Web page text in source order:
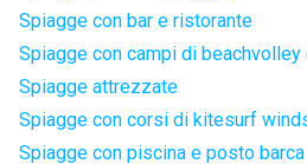
Spiagge con bar e ristorante
Spiagge con campi di
Spiagge attrezzate
Spiagge con corsi di kitesurf
Spiagge con piscina e posto barca